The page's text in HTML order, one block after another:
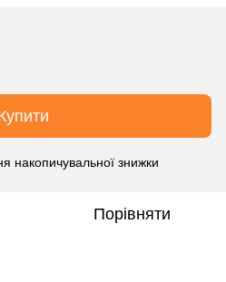
накопичувальної знижки
Порівняти